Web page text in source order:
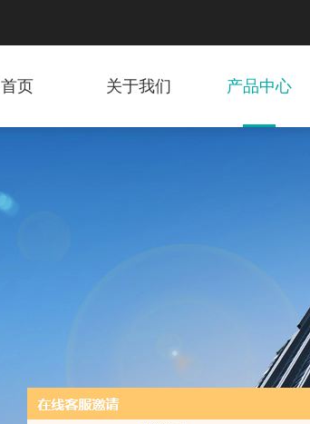
首页 关于我们 产品中心